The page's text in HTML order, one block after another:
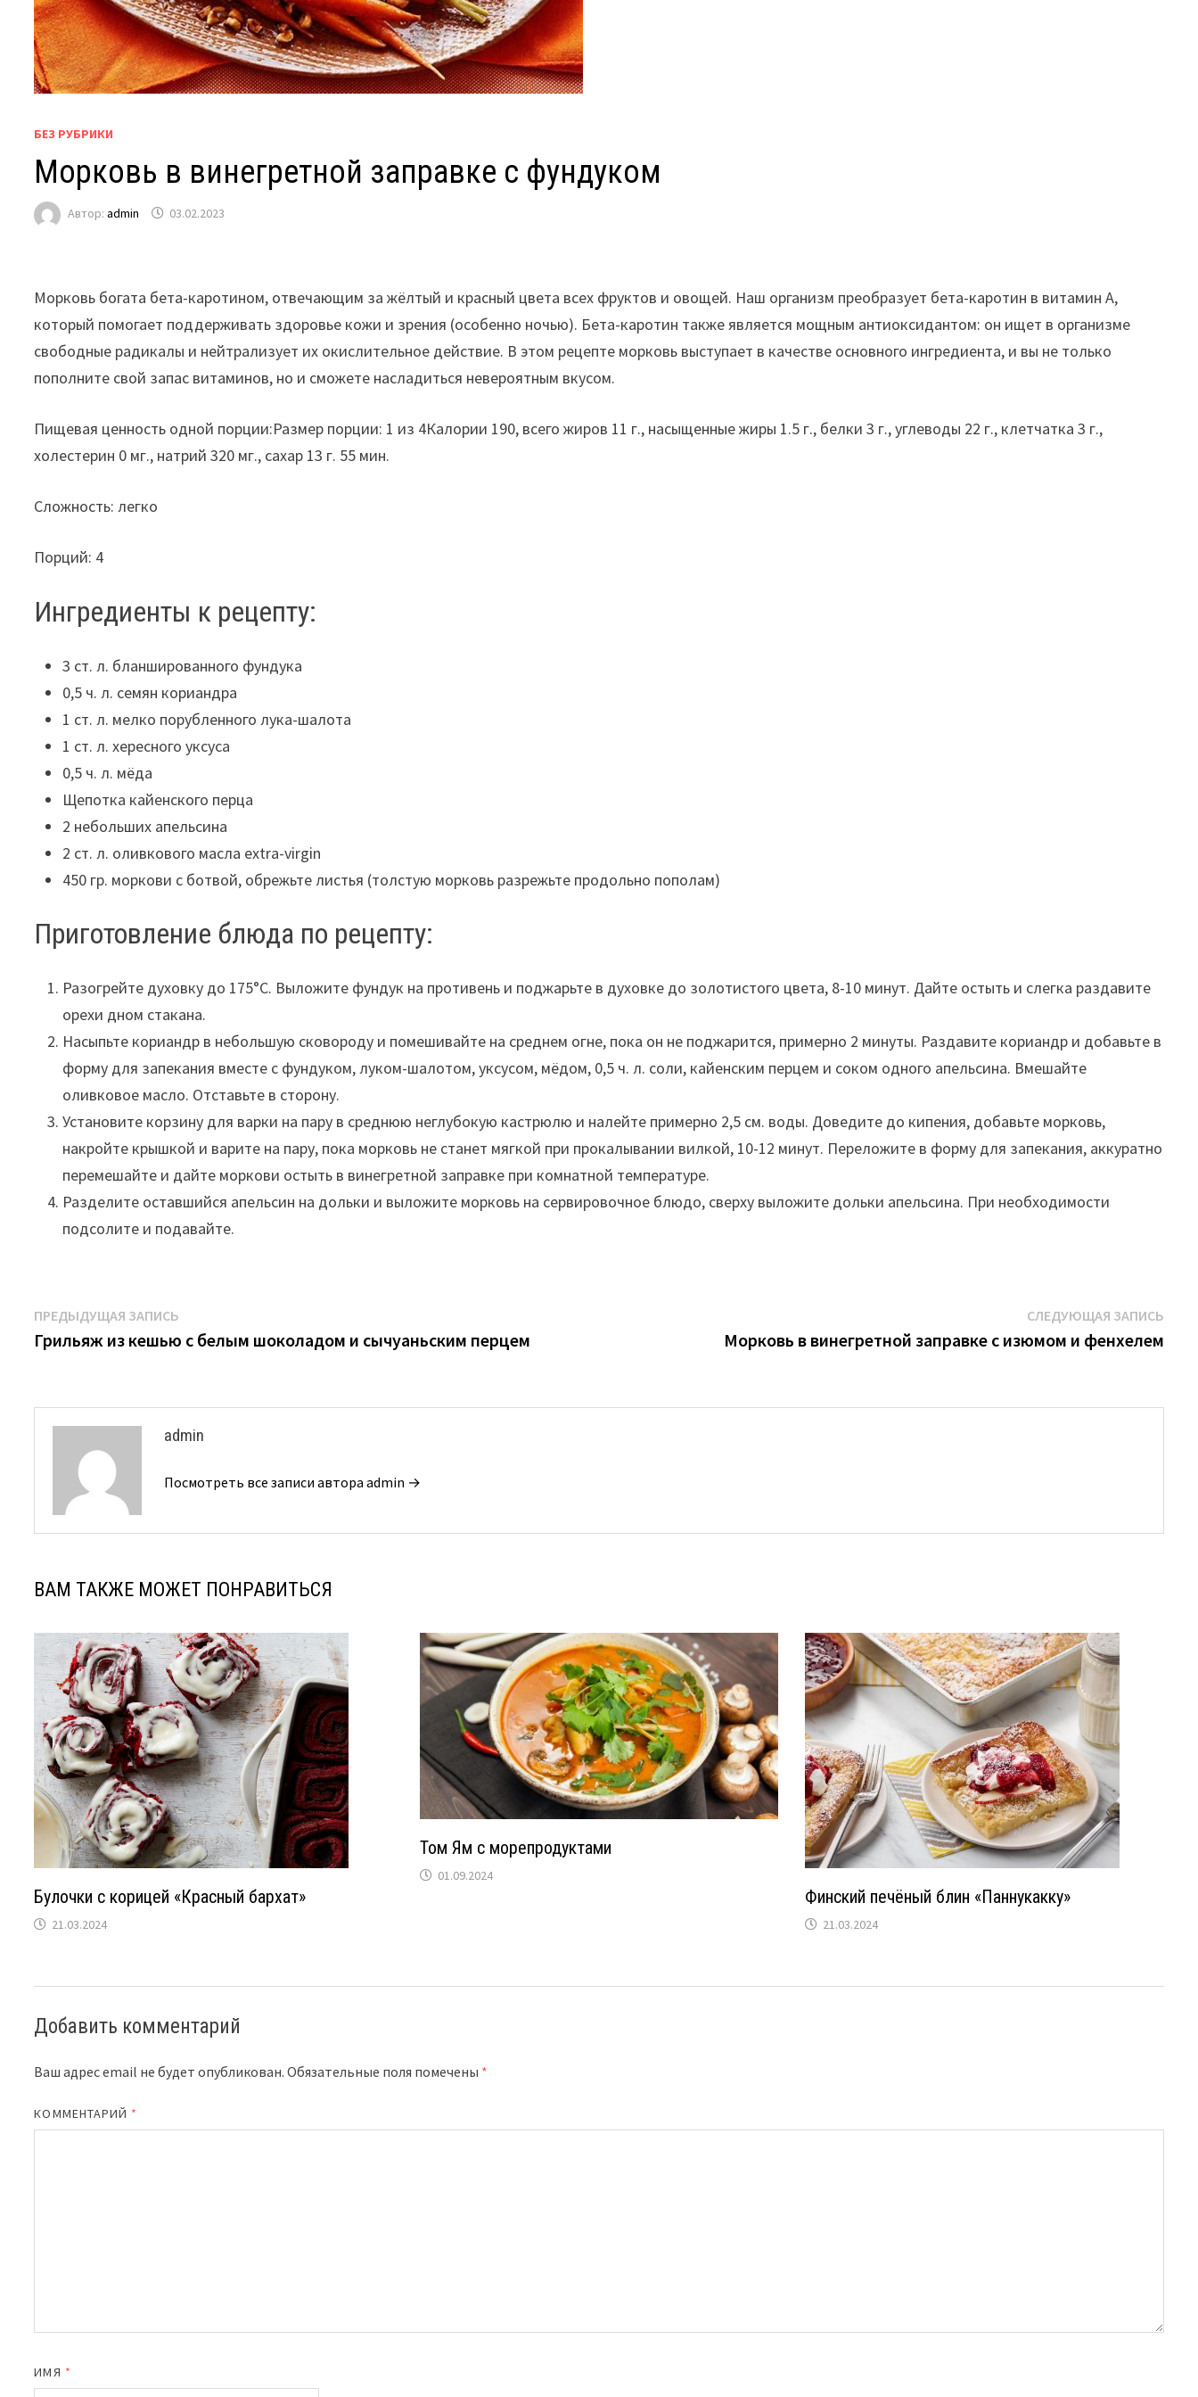
БЕЗ РУБРИКИ
Морковь в винегретной заправке с фундуком
Автор:admin 03.02.2023
Морковь богата бета-каротином, отвечающим за жёлтый и красный цвета всех фруктов и овощей. Наш организм преобразует бета-каротин в витамин А,
который помогает поддерживать здоровье кожи и зрения (особенно ночью). Бета-каротин также является мощным антиоксидантом: он ищет в организме
свободные радикалы и нейтрализует их окислительное действие. В этом рецепте морковь выступает в качестве основного ингредиента, и вы не только
пополните свой запас витаминов, но и сможете насладиться невероятным вкусом.
Пищевая ценность одной порции:Размер порции: 1 из 4Калории 190, всего жиров 11 г., насыщенные жиры 1.5 г., белки 3 г., углеводы 22 г., клетчатка 3 г.,
холестерин 0 мг., натрий 320 мг., сахар 13 г. 55 мин.
Сложность: легко
Порций: 4
Ингредиенты к рецепту:
3 ст. л. бланшированного фундука
0,5 ч. л. семян кориандра
1 ст. л. мелко порубленного лука-шалота
1 ст. л. хересного уксуса
0,5 ч. л. мёда
Щепотка кайенского перца
2 небольших апельсина
2 ст. л. оливкового масла extra-virgin
450 гр. моркови с ботвой, обрежьте листья (толстую морковь разрежьте продольно пополам)
Приготовление блюда по рецепту:
Разогрейте духовку до 175°С. Выложите фундук на противень и поджарьте в духовке до золотистого цвета, 8-10 минут. Дайте остыть и слегка раздавите
орехи дном стакана.
Насыпьте кориандр в небольшую сковороду и помешивайте на среднем огне, пока он не поджарится, примерно 2 минуты. Раздавите кориандр и добавьте в
форму для запекания вместе с фундуком, луком-шалотом, уксусом, мёдом, 0,5 ч. л. соли, кайенским перцем и соком одного апельсина. Вмешайте
оливковое масло. Отставьте в сторону.
Установите корзину для варки на пару в среднюю неглубокую кастрюлю и налейте примерно 2,5 см. воды. Доведите до кипения, добавьте морковь,
накройте крышкой и варите на пару, пока морковь не станет мягкой при прокалывании вилкой, 10-12 минут. Переложите в форму для запекания, аккуратно
перемешайте и дайте моркови остыть в винегретной заправке при комнатной температуре.
Разделите оставшийся апельсин на дольки и выложите морковь на сервировочное блюдо, сверху выложите дольки апельсина. При необходимости
подсолите и подавайте.
Навигация
по
ПРЕДЫДУЩАЯ ЗАПИСЬ
запись:
Грильяж из кешью с белым шоколадом и сычуаньским перцем
СЛЕДУЮЩАЯ ЗАПИСЬ
Морковь в винегретной заправке с изюмом и фенхелем
admin
Посмотреть все записи автора admin →
ВАМ ТАКЖЕ МОЖЕТ ПОНРАВИТЬСЯ
Булочки с корицей «Красный бархат»
21.03.2024
Том Ям с морепродуктами
01.09.2024
Финский печёный блин «Паннукакку»
21.03.2024
Добавить комментарий
Ваш адрес email не будет опубликован. Обязательные поля помечены *
КОММЕНТАРИЙ *
ИМЯ *